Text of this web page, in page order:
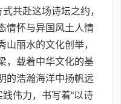
共赴这场诗坛之约，
情怀与异国风土人情
丽水的文化创举，
，载着中华文化的基
的浩瀚海洋中扬帆远
伟力，书写着“以诗